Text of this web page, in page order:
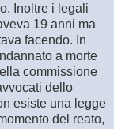
Inoltre i legali
19 anni ma
facendo. In
a morte
commissione
dello
esiste una legge
del reato,